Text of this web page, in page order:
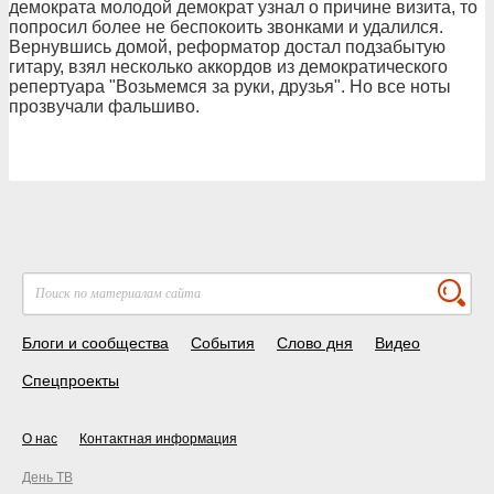
демократа молодой демократ узнал о причине визита, то
попросил более не беспокоить звонками и удалился.
Вернувшись домой, реформатор достал подзабытую
гитару, взял несколько аккордов из демократического
репертуара "Возьмемся за руки, друзья". Но все ноты
прозвучали фальшиво.
Блоги и сообщества События Слово дня Видео
Спецпроекты
О нас Контактная информация
День ТВ